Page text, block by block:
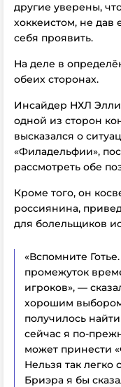
другие уверены,
хоккеистом, не
себя проявить.
На деле в
обеих сторонах.
Инсайдер НХЛ
одной из сторон
высказался о
«Филадельфии»,
рассмотреть обе
Кроме того, он
россиянина,
для болельщиков
«Вспомните
промежуток
игроков», —
хорошим
получилось
сейчас я по-
может принести
Нельзя так легко
Бриэра я бы